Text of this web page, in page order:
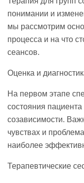
понимании и
мы рассмотрим
процесса и на что
сеансов.
Оценка и
На первом этапе
состояния
созависимости.
чувствах и
наиболее
Терапевтические